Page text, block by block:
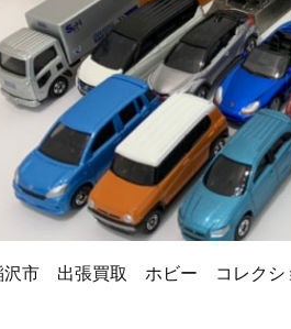
沢市 出張買取 ホビー コレクシ